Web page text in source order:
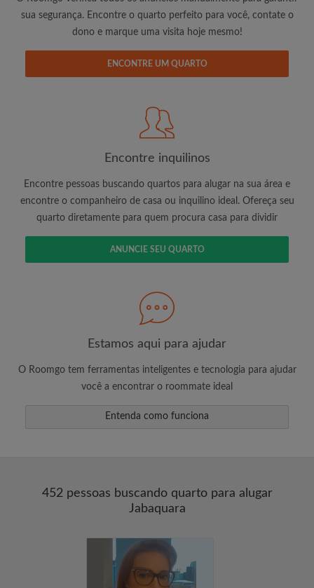
Li, entendi e concordo com os
Termos e Condições de
uso e com a Política de Privadicade
CRIAR PERFIL
É 100% grátis!
Crie uma conta e comece a procurar
Envie mensagens ilimitadas para todos os
Solicite ilimitadas visitas aos quartos
changes de encontrar um quarto
sua segurança. Encontre o quarto perfeito para você, contate o
dono e marque uma visita hoje mesmo!
ENCONTRE UM QUARTO
Encontre inquilinos
Encontre pessoas buscando quartos para alugar na sua área e
encontre o companheiro de casa ou inquilino ideal. Ofereça seu
quarto diretamente para quem procura casa para dividir
ANUNCIE SEU QUARTO
Estamos aqui para ajudar
O Roomgo tem ferramentas inteligentes e tecnologia para ajudar
você a encontrar o roommate ideal
Entenda como funciona
452 pessoas buscando quarto para alugar
Jabaquara